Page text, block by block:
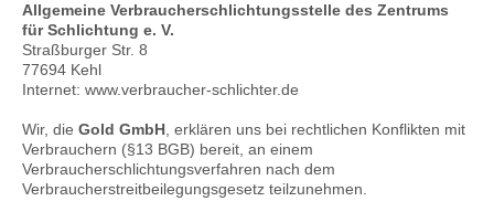
Allgemeine Verbraucherschlichtungsstelle des Zentrums
für Schlichtung e. V.
Straßburger Str. 8
77694 Kehl
Internet: www.verbraucher-schlichter.de
Wir, die Gold GmbH, erklären uns bei rechtlichen Konflikten mit
Verbrauchern (§13 BGB) bereit, an einem
Verbraucherschlichtungsverfahren nach dem
Verbraucherstreitbeilegungsgesetz teilzunehmen.